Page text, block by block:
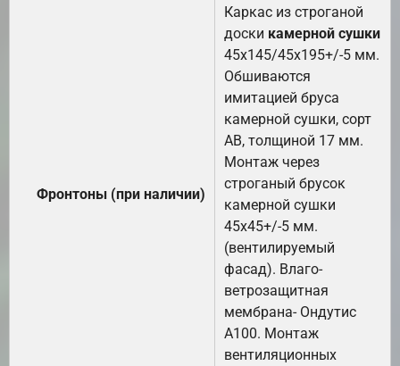
Фронтоны (при наличии)
Каркас из строганой
доски камерной сушки
45х145/45х195+/-5 мм.
Обшиваются
имитацией бруса
камерной сушки, сорт
АВ, толщиной 17 мм.
Монтаж через
строганый брусок
камерной сушки
45х45+/-5 мм.
(вентилируемый
фасад). Влаго-
ветрозащитная
мембрана- Ондутис
А100. Монтаж
вентиляционных